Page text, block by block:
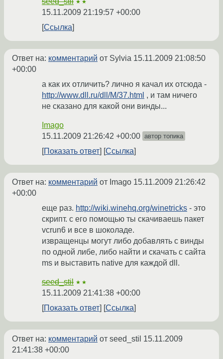
★★
15.11.2009 21:19:57 +00:00
Ссылка
Ответ на: комментарий от Sylvia 15.11.2009 21:08:50
+00:00
а как их отличить? лично я качал их отсюда -
http://www.dll.ru/dll/M/37.html , и там ничего
не сказано для какой они винды...
Imago
15.11.2009 21:26:42 +00:00 автор топика
Показать ответ Ссылка
Ответ на: комментарий от Imago 15.11.2009 21:26:42
+00:00
еще раз. http://wiki.winehq.org/winetricks - это
скрипт. с его помощью ты скачиваешь пакет
vcrun6 и все в шоколаде.
извращенцы могут либо добавлять с винды
по одной либе, либо найти и скачать с сайта
ms и выставить native для каждой dll.
seed_stil ★★
15.11.2009 21:41:38 +00:00
Показать ответ
Ссылка
Ответ на: комментарий от seed_stil 15.11.2009
21:41:38 +00:00